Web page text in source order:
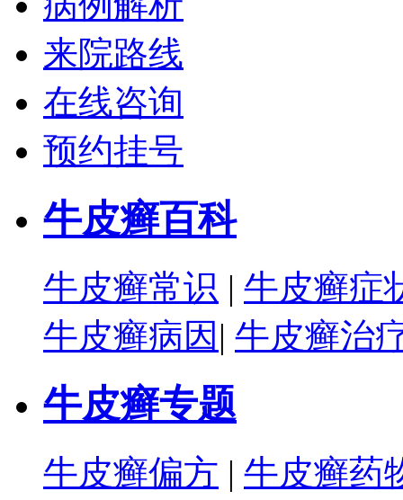
来院路线
在线咨询
预约挂号
牛皮癣百科
牛皮癣常识 | 牛皮癣症
牛皮癣病因 | 牛皮癣治
牛皮癣专题
牛皮癣偏方 | 牛皮癣药